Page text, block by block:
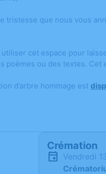
tristesse que nous vous
cet espace pour
poèmes ou des textes.
d’arbre hommage est
Crémation
vendredi